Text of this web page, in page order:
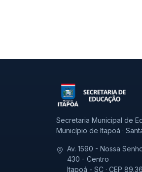
Secretaria Municipal de
Município de Itapoá ·
Av. 1590 - Nossa
430 - Centro
Itapoá - SC · CEP